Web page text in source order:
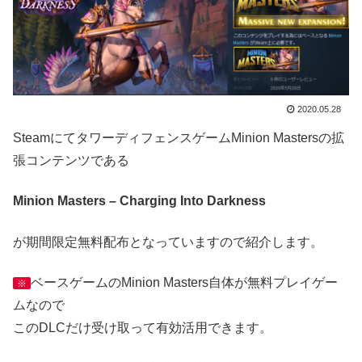
2020.05.28
SteamにてタワーディフェンスゲームMinion Mastersの拡
張コンテンツである
Minion Masters – Charging Into Darkness
が期間限定無料配布となっていますので紹介します。
※ ベースゲームのMinion Masters自体が無料プレイゲー
ムなので
このDLCだけ受け取って有効活用できます。